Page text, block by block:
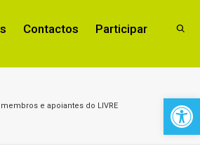
Contactos Participar
e apoiantes do LIVRE